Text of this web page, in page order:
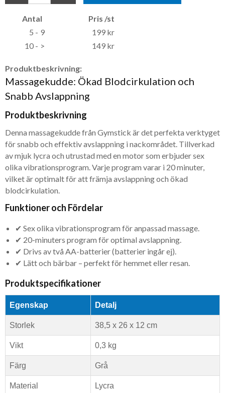
Antal
Pris /st
5 - 9
199 kr
10 - > 149 kr
Produktbeskrivning:
Massagekudde: Ökad Blodcirkulation och
Snabb Avslappning
Produktbeskrivning
Denna massagekudde från Gymstick är det perfekta verktyget
för snabb och effektiv avslappning i nackområdet. Tillverkad
av mjuk lycra och utrustad med en motor som erbjuder sex
olika vibrationsprogram. Varje program varar i 20 minuter,
vilket är optimalt för att främja avslappning och ökad
blodcirkulation.
Funktioner och Fördelar
✔ Sex olika vibrationsprogram för anpassad massage.
✔ 20-minuters program för optimal avslappning.
✔ Drivs av två AA-batterier (batterier ingår ej).
✔ Lätt och bärbar – perfekt för hemmet eller resan.
Produktspecifikationer
Egenskap Detalj
Storlek 38,5 x 26 x 12 cm
Vikt 0,3 kg
Färg Grå
Material Lycra